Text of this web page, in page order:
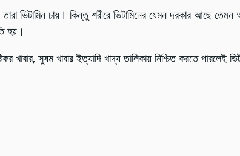
ভিটামিন চায়। কিন্তু শরীরে ভিটামিনের যেমন দরকার আছে তেমন
হয়।
সুষম খাবার ইত্যাদি খাদ্য তালিকায় নিশ্চিত করতে পারলেই